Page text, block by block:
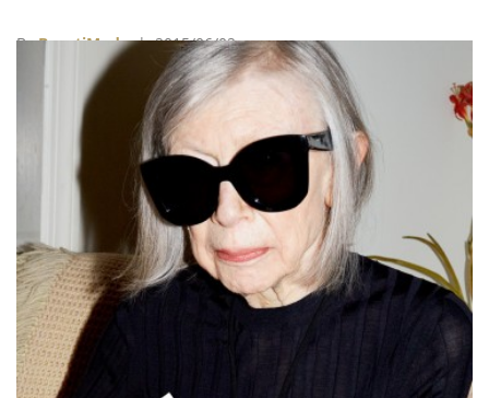
宣言，並希望大家忘卻他昔日舊名，改以全新名字「凱
特琳詹納Caitlyn Jenner」來稱呼她！
ByBeautiMode| 2015/06/02